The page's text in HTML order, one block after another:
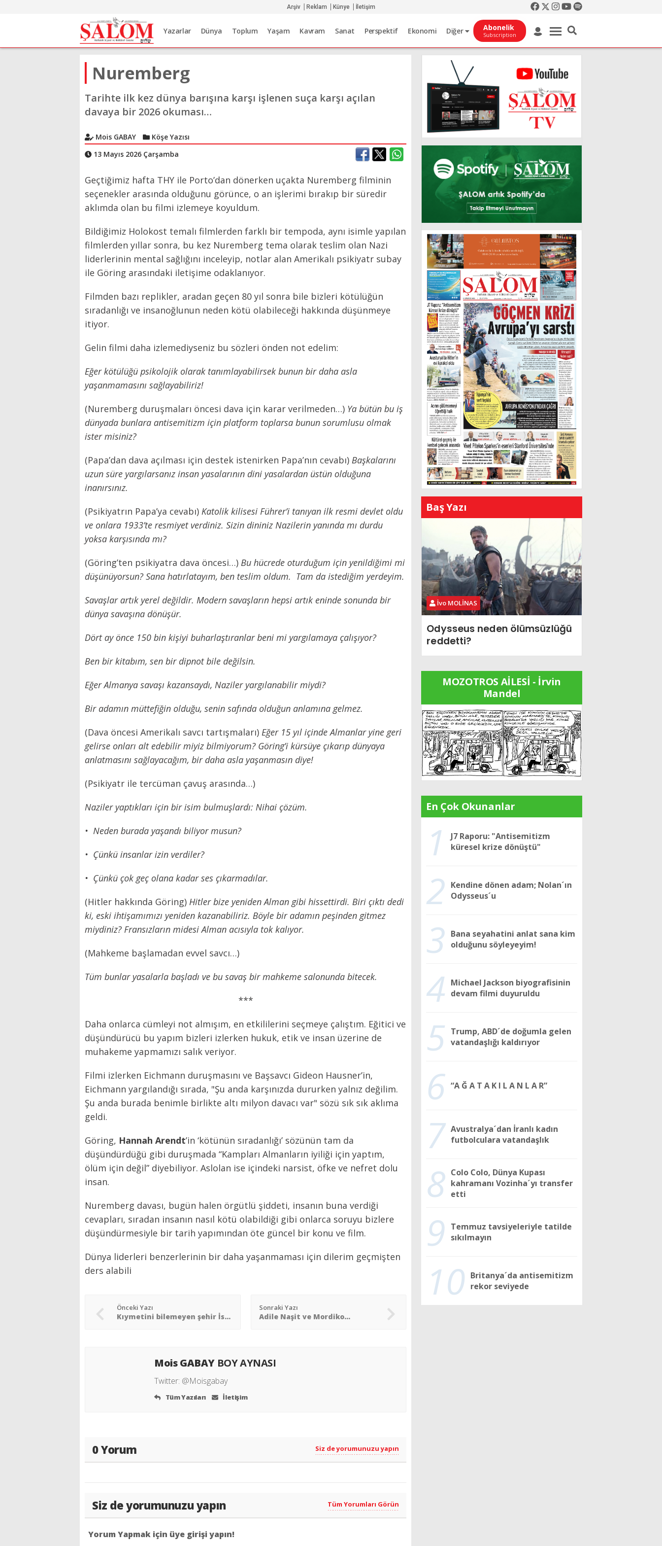
Arşiv Reklam Künye İletişim
Yazarlar Dünya Toplum Yaşam Kavram Sanat Perspektif Ekonomi Diğer Abonelik
Subscription
Nuremberg
Tarihte ilk kez dünya barışına karşı işlenen suça karşı açılan
davaya bir 2026 okuması…
Mois GABAY
Köşe Yazısı
13 Mayıs 2026 Çarşamba
Geçtiğimiz hafta THY ile Porto’dan dönerken uçakta Nuremberg filminin
seçenekler arasında olduğunu görünce, o an işlerimi bırakıp bir süredir
aklımda olan bu filmi izlemeye koyuldum.
Bildiğimiz Holokost temalı filmlerden farklı bir tempoda, aynı isimle yapılan
filmlerden yıllar sonra, bu kez Nuremberg tema olarak teslim olan Nazi
liderlerinin mental sağlığını inceleyip, notlar alan Amerikalı psikiyatr subay
ile Göring arasındaki iletişime odaklanıyor.
Filmden bazı replikler, aradan geçen 80 yıl sonra bile bizleri kötülüğün
sıradanlığı ve insanoğlunun neden kötü olabileceği hakkında düşünmeye
itiyor.
Gelin filmi daha izlemediyseniz bu sözleri önden not edelim:
Eğer kötülüğü psikolojik olarak tanımlayabilirsek bunun bir daha asla
yaşanmamasını sağlayabiliriz!
(Nuremberg duruşmaları öncesi dava için karar verilmeden…) Ya bütün bu iş
dünyada bunlara antisemitizm için platform toplarsa bunun sorumlusu olmak
ister misiniz?
(Papa’dan dava açılması için destek istenirken Papa’nın cevabı) Başkalarını
uzun süre yargılarsanız insan yasalarının dini yasalardan üstün olduğuna
inanırsınız.
(Psikiyatrın Papa’ya cevabı) Katolik kilisesi Führer’i tanıyan ilk resmi devlet oldu
ve onlara 1933’te resmiyet verdiniz. Sizin dininiz Nazilerin yanında mı durdu
yoksa karşısında mı?
(Göring’ten psikiyatra dava öncesi…) Bu hücrede oturduğum için yenildiğimi mi
düşünüyorsun? Sana hatırlatayım, ben teslim oldum. Tam da istediğim yerdeyim.
Savaşlar artık yerel değildir. Modern savaşların hepsi artık eninde sonunda bir
dünya savaşına dönüşür.
Dört ay önce 150 bin kişiyi buharlaştıranlar beni mi yargılamaya çalışıyor?
Ben bir kitabım, sen bir dipnot bile değilsin.
Eğer Almanya savaşı kazansaydı, Naziler yargılanabilir miydi?
Bir adamın müttefiğin olduğu, senin safında olduğun anlamına gelmez.
(Dava öncesi Amerikalı savcı tartışmaları) Eğer 15 yıl içinde Almanlar yine geri
gelirse onları alt edebilir miyiz bilmiyorum? Göring’i kürsüye çıkarıp dünyaya
anlatmasını sağlayacağım, bir daha asla yaşanmasın diye!
(Psikiyatr ile tercüman çavuş arasında…)
Naziler yaptıkları için bir isim bulmuşlardı: Nihai çözüm.
• ⁠Neden burada yaşandı biliyor musun?
• ⁠Çünkü insanlar izin verdiler?
• ⁠Çünkü çok geç olana kadar ses çıkarmadılar.
(Hitler hakkında Göring) Hitler bize yeniden Alman gibi hissettirdi. Biri çıktı dedi
ki, eski ihtişamımızı yeniden kazanabiliriz. Böyle bir adamın peşinden gitmez
miydiniz? Fransızların midesi Alman acısıyla tok kalıyor.
(Mahkeme başlamadan evvel savcı…)
Tüm bunlar yasalarla başladı ve bu savaş bir mahkeme salonunda bitecek.
***
Daha onlarca cümleyi not almışım, en etkililerini seçmeye çalıştım. Eğitici ve
düşündürücü bu yapım bizleri izlerken hukuk, etik ve insan üzerine de
muhakeme yapmamızı salık veriyor.
Filmi izlerken Eichmann duruşmasını ve Başsavcı Gideon Hausner’in,
Eichmann yargılandığı sırada, "Şu anda karşınızda dururken yalnız değilim.
Şu anda burada benimle birlikte altı milyon davacı var" sözü sık sık aklıma
geldi.
Göring, Hannah Arendt’in ‘kötünün sıradanlığı’ sözünün tam da
düşündürdüğü gibi duruşmada “Kampları Almanların iyiliği için yaptım,
ölüm için değil” diyebiliyor. Aslolan ise içindeki narsist, öfke ve nefret dolu
insan.
Nuremberg davası, bugün halen örgütlü şiddeti, insanın buna verdiği
cevapları, sıradan insanın nasıl kötü olabildiği gibi onlarca soruyu bizlere
düşündürmesiyle bir tarih yapımından öte güncel bir konu ve film.
Dünya liderleri benzerlerinin bir daha yaşanmaması için dilerim geçmişten
ders alabili
Önceki Yazı
Kıymetini bilemeyen şehir İstanbul
Sonraki Yazı
Adile Naşit ve Mordiko…
Mois GABAY BOY AYNASI
Twitter: @Moisgabay
Tüm Yazıları İletişim
0 Yorum Siz de yorumunuzu yapın
Siz de yorumunuzu yapın Tüm Yorumları Görün
Yorum Yapmak için üye girişi yapın!
Baş Yazı
İvo MOLİNAS
Odysseus neden ölümsüzlüğü
reddetti?
MOZOTROS AİLESİ - İrvin
Mandel
En Çok Okunanlar
1
J7 Raporu: "Antisemitizm
küresel krize dönüştü"
2 Kendine dönen adam; Nolan´ın
Odysseus´u
3 Bana seyahatini anlat sana kim
olduğunu söyleyeyim!
4 Michael Jackson biyografisinin
devam filmi duyuruldu
5 Trump, ABD´de doğumla gelen
vatandaşlığı kaldırıyor
6 “A Ğ A T A K I L A N L A R”
7 Avustralya´dan İranlı kadın
futbolculara vatandaşlık
8 Colo Colo, Dünya Kupası
kahramanı Vozinha´yı transfer
etti
9
Temmuz tavsiyeleriyle tatilde
sıkılmayın
10 Britanya´da antisemitizm
rekor seviyede